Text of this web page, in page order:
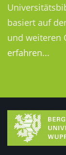
basiert auf
und weiteren
erfahren...